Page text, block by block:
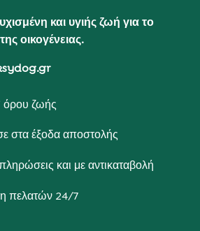
και υγιής ζωή για το
οικογένειας.
όρου ζωής
στα έξοδα αποστολής
και με αντικαταβολή
πελατών 24/7